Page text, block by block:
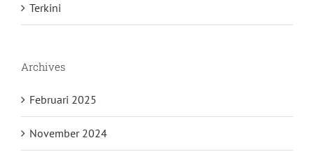
Terkini
Archives
Februari 2025
November 2024